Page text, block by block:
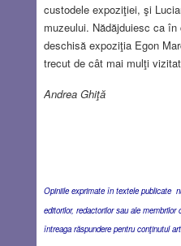
custodele expoziţiei, şi
muzeului. Nădăjduiesc ca
deschisă expoziţia Egon
trecut de cât mai mulţi
Andrea Ghiţă
Opiniile exprimate în textele publicate
editorilor, redactorilor sau ale
întreaga răspundere pentru conţinutul